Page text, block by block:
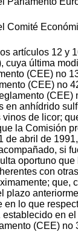
Comité
artículos 12 y
cuya última
(CEE) no
(CEE) no
(CEE)
en anhídrido
de licor;
la Comisión
de abril de
si
oportuno
con
que,
plazo
en lo que
en el
(CEE) no